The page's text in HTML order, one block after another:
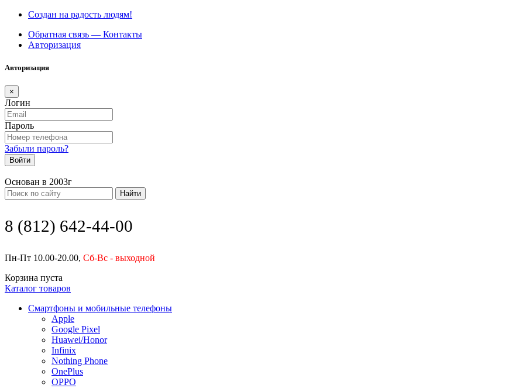
Создан на радость людям!
Обратная связь — Контакты
Авторизация
Авторизация
×
Логин
Пароль
Забыли пароль?
Войти
Основан в 2003г
Найти
8 (812) 642-44-00
Пн-Пт 10.00-20.00, Сб-Вс - выходной
Корзина пуста
Каталог товаров
Смартфоны и мобильные телефоны
Apple
Google Pixel
Huawei/Honor
Infinix
Nothing Phone
OnePlus
OPPO